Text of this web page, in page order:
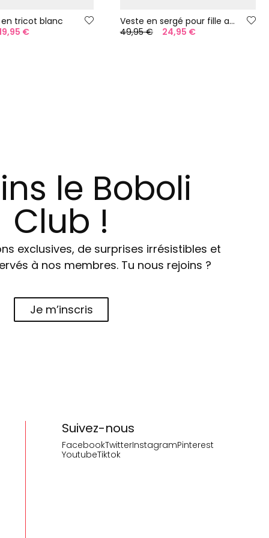
tricot blanc
€
Veste en sergé pour fille avec détails brillants
49,95 €
24,95 €
le Boboli
Club !
exclusives, de surprises irrésistibles et
à nos membres. Tu nous rejoins ?
Je m’inscris
Suivez-nous
FacebookTwitterInstagramPinterest
YoutubeTiktok